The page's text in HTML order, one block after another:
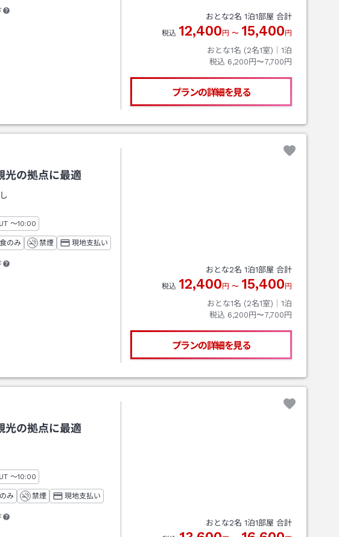
おとな2名 1泊1部屋 合計
税込 12,400 円 〜 15,400 円
おとな1名 (2名1室)｜ 1泊
税込 6,200円〜7,700円
プランの詳細を見る
光の拠点に最適
チェックアウト
～10:00
のみ 禁煙 現地支払い
おとな2名 1泊1部屋 合計
税込 12,400 円 〜 15,400 円
おとな1名 (2名1室)｜ 1泊
税込 6,200円〜7,700円
プランの詳細を見る
光の拠点に最適
チェックアウト
～10:00
み 禁煙 現地支払い
おとな2名 1泊1部屋 合計